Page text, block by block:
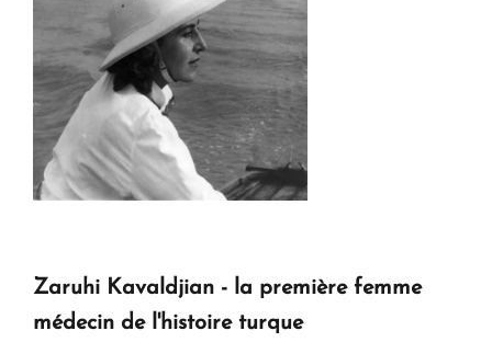
Zaruhi Kavaldjian - la première femme
médecin de l'histoire turque